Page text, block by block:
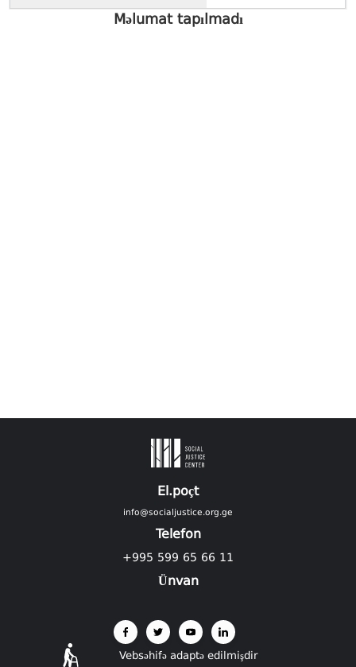
Məlumat tapılmadı
El.poçt
info@socialjustice.org.ge
Telefon
+995 599 65 66 11
Ünvan
Vebsəhifə adaptə edilmişdir